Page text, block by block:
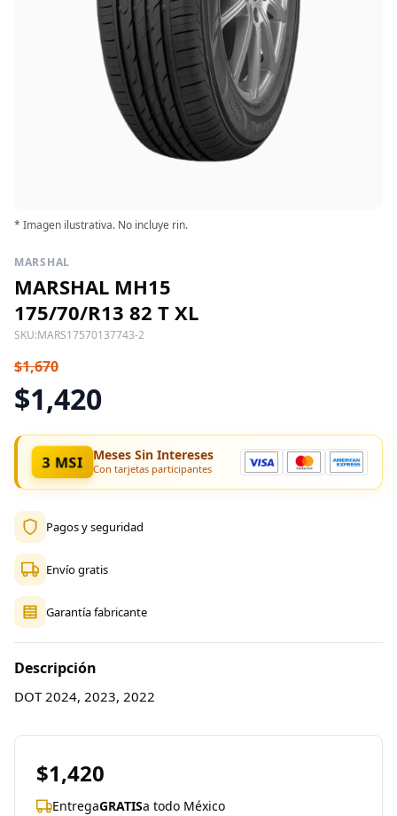
* Imagen ilustrativa. No incluye rin.
MARSHAL
MARSHAL MH15
175/70/R13 82 T XL
SKU:MARS17570137743-2
$1,670
$1,420
3 MSI Meses Sin Intereses
Con tarjetas participantes
Pagos y seguridad
Envío gratis
Garantía fabricante
Descripción
DOT 2024, 2023, 2022
$1,420
EntregaGRATISa todo México